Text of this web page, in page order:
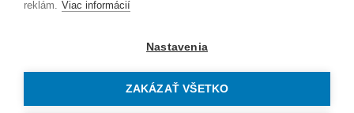
reklám. Viac informácií
Nastavenia
ZAKÁZAŤ VŠETKO
Sledujte nás